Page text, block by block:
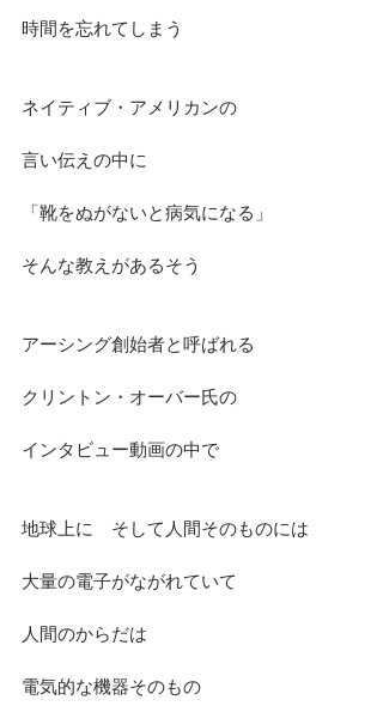
時間を忘れてしまう
ネイティブ・アメリカンの
言い伝えの中に
「靴をぬがないと病気になる」
そんな教えがあるそう
アーシング創始者と呼ばれる
クリントン・オーバー氏の
インタビュー動画の中で
地球上に　そして人間そのものには
大量の電子がながれていて
人間のからだは
電気的な機器そのもの